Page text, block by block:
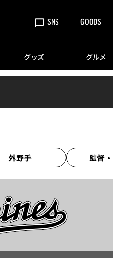
SNS GOODS
グッズ グルメ
外野手 監督・